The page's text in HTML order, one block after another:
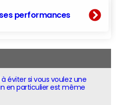
performances
éviter si vous voulez une
en particulier est même